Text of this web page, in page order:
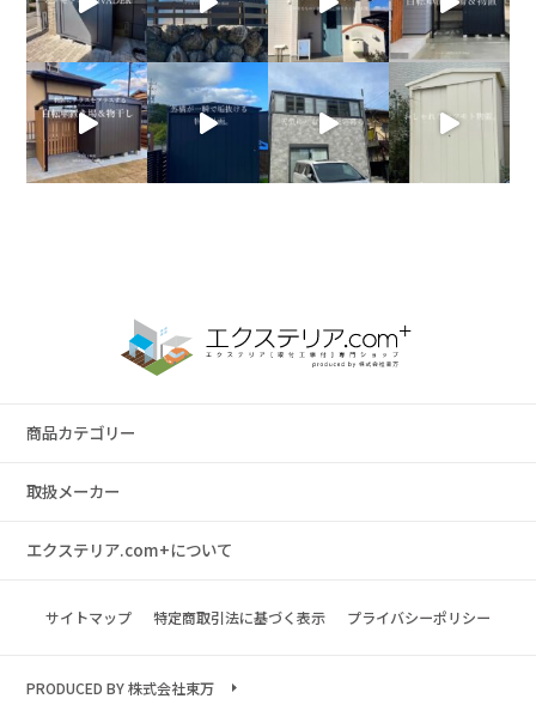
商品カテゴリー
取扱メーカー
エクステリア.com+について
サイトマップ 特定商取引法に基づく表示 プライバシーポリシー
PRODUCED BY 株式会社東万